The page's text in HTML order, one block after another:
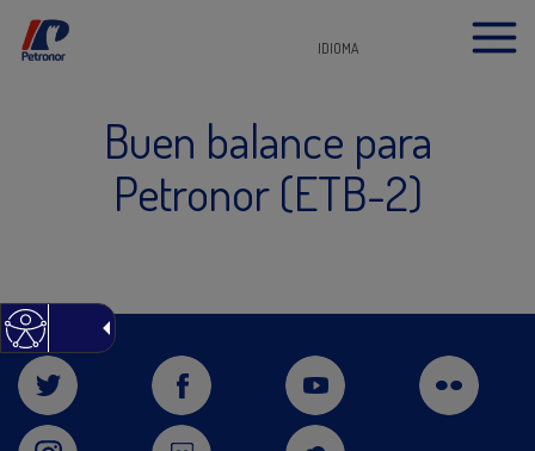
IDIOMA
Buen balance para
Petronor (ETB-2)